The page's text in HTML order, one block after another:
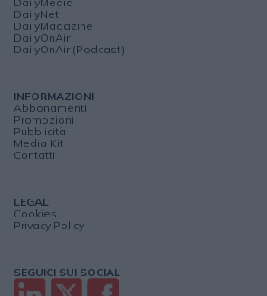
DailyNet
DailyMagazine
DailyOnAir
DailyOnAir (Podcast)
INFORMAZIONI
Abbonamenti
Promozioni
Pubblicità
Media Kit
Contatti
LEGAL
Cookies
Privacy Policy
SEGUICI SUI SOCIAL